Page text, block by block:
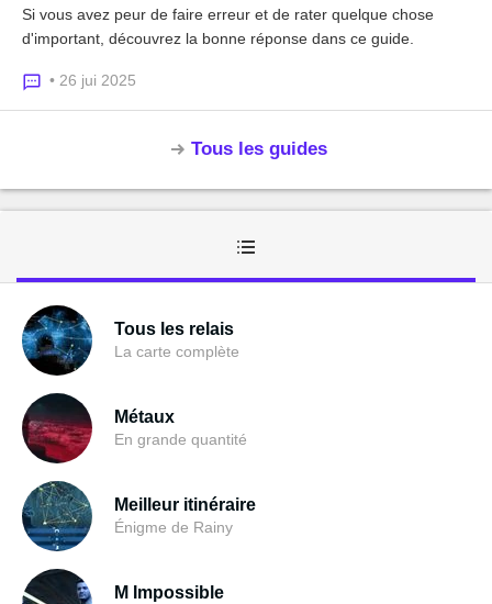
Si vous avez peur de faire erreur et de rater quelque chose
d'important, découvrez la bonne réponse dans ce guide.
• 26 jui 2025
Tous les guides
Tous les relais
La carte complète
Métaux
En grande quantité
Meilleur itinéraire
Énigme de Rainy
M Impossible